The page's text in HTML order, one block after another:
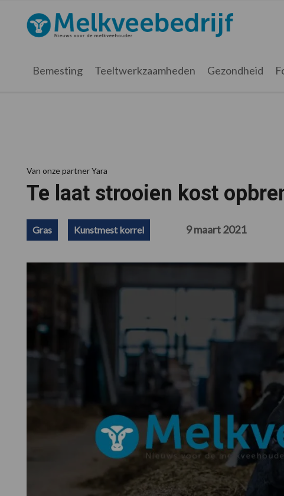
hoofdnavigatie
hoofd
eerste
voettekst
Melkveebedrijf.nl
Bemesting Teeltwerkzaamheden Gezondheid
Van onze partner Yara
Te laat strooien kost
Gras Kunstmest korrel 9 maart 2021